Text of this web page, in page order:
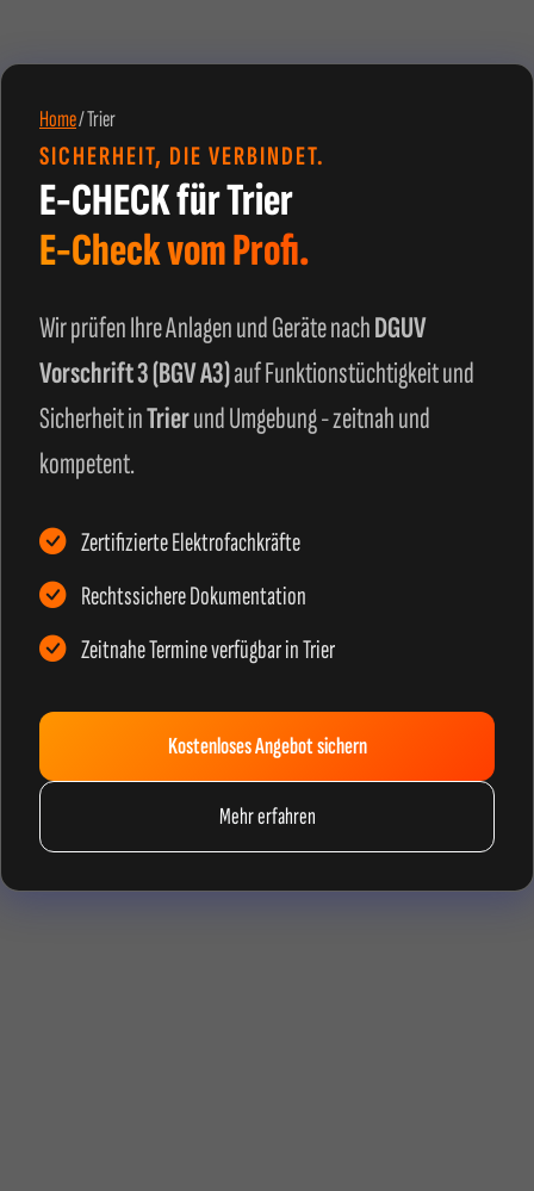
Home/Trier
SICHERHEIT, DIE VERBINDET.
E-CHECK für Trier
E-Check vom Profi.
Wir prüfen Ihre Anlagen und Geräte nachDGUV
Vorschrift 3 (BGV A3)auf Funktionstüchtigkeit und
Sicherheit inTrierund Umgebung - zeitnah und
kompetent.
Zertifizierte Elektrofachkräfte
Rechtssichere Dokumentation
Zeitnahe Termine verfügbar in Trier
Kostenloses Angebot sichern
Mehr erfahren